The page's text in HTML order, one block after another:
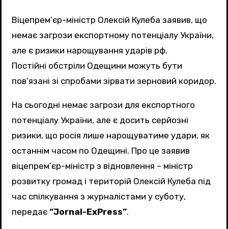
Віцепрем’єр-міністр Олексій Кулеба заявив, що
немає загрози експортному потенціалу України,
але є ризики нарощування ударів рф.
Постійні обстріли Одещини можуть бути
пов’язані зі спробами зірвати зерновий коридор.
На сьогодні немає загрози для експортного
потенціалу України, але є досить серйозні
ризики, що росія лише нарощуватиме удари, як
останнім часом по Одещині. Про це заявив
віцепрем’єр-міністр з відновлення – міністр
розвитку громад і територій Олексій Кулеба під
час спілкування з журналістами у суботу,
передає “Jornal-ExPress”.